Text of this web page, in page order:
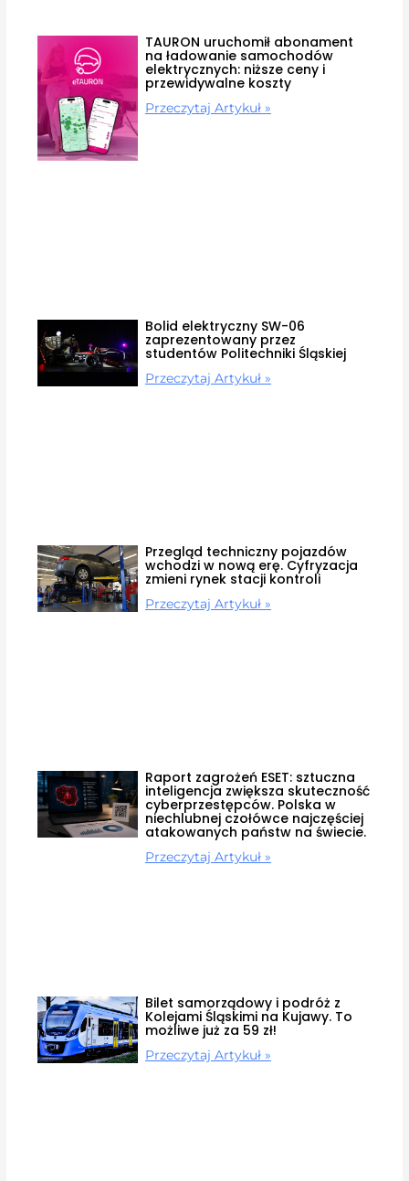
TAURON uruchomił abonament
na ładowanie samochodów
elektrycznych: niższe ceny i
przewidywalne koszty
Przeczytaj Artykuł »
Bolid elektryczny SW-06
zaprezentowany przez
studentów Politechniki Śląskiej
Przeczytaj Artykuł »
Przegląd techniczny pojazdów
wchodzi w nową erę. Cyfryzacja
zmieni rynek stacji kontroli
Przeczytaj Artykuł »
Raport zagrożeń ESET: sztuczna
inteligencja zwiększa skuteczność
cyberprzestępców. Polska w
niechlubnej czołówce najczęściej
atakowanych państw na świecie.
Przeczytaj Artykuł »
Bilet samorządowy i podróż z
Kolejami Śląskimi na Kujawy. To
możliwe już za 59 zł!
Przeczytaj Artykuł »